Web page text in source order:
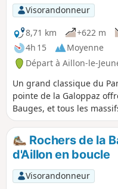
Visorandonneur
8,71 km
+622 m
4h 15
Moyenne
Départ à Aillon-le-
Un grand classique du
pointe de la Galoppaz
Bauges, et tous les
est très fréquenté par les
rapaces.Rochers de la
d'Aillon en boucle
Visorandonneur